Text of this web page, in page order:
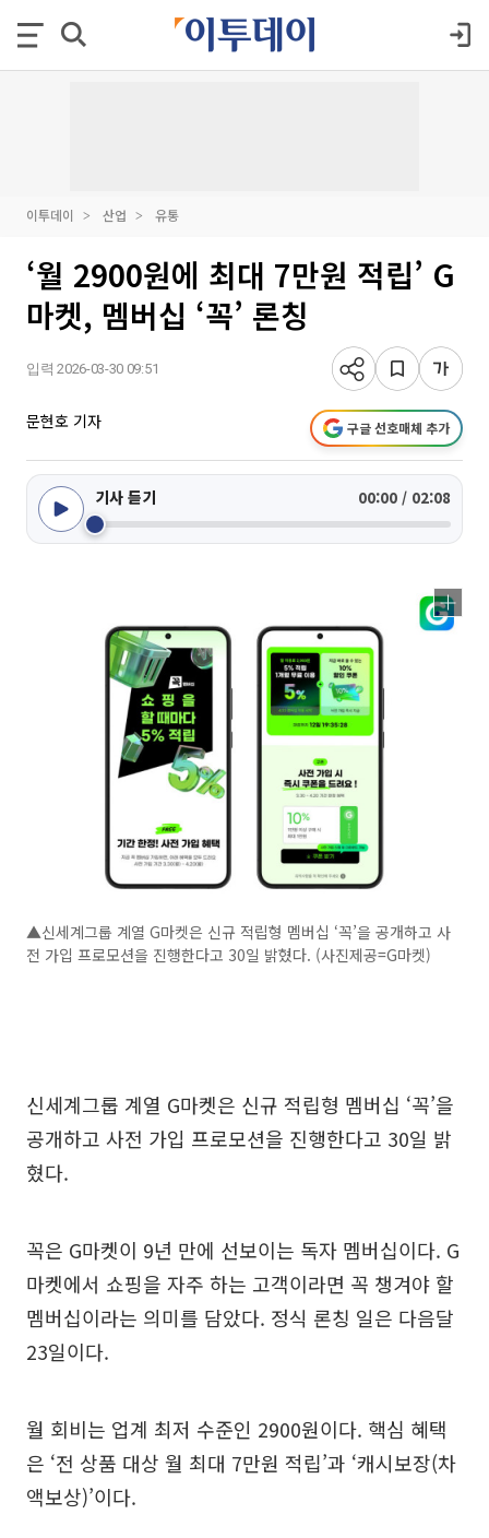
이투데이 산업 유통
‘월 2900원에 최대 7만원 적립’ G
마켓, 멤버십 ‘꼭’ 론칭
입력 2026-03-30 09:51
문현호 기자 구글 선호매체 추가
기사 듣기 00:00 / 02:08
▲신세계그룹 계열 G마켓은 신규 적립형 멤버십 ‘꼭’을 공개하고 사
전 가입 프로모션을 진행한다고 30일 밝혔다. (사진제공=G마켓)
신세계그룹 계열 G마켓은 신규 적립형 멤버십 ‘꼭’을
공개하고 사전 가입 프로모션을 진행한다고 30일 밝
혔다.
꼭은 G마켓이 9년 만에 선보이는 독자 멤버십이다. G
마켓에서 쇼핑을 자주 하는 고객이라면 꼭 챙겨야 할
멤버십이라는 의미를 담았다. 정식 론칭 일은 다음달
23일이다.
월 회비는 업계 최저 수준인 2900원이다. 핵심 혜택
은 ‘전 상품 대상 월 최대 7만원 적립’과 ‘캐시보장(차
액보상)’이다.